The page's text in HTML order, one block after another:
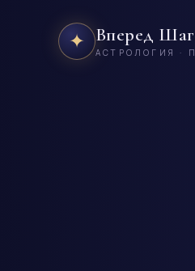
✦ Вперед
АСТРОЛОГИЯ ·